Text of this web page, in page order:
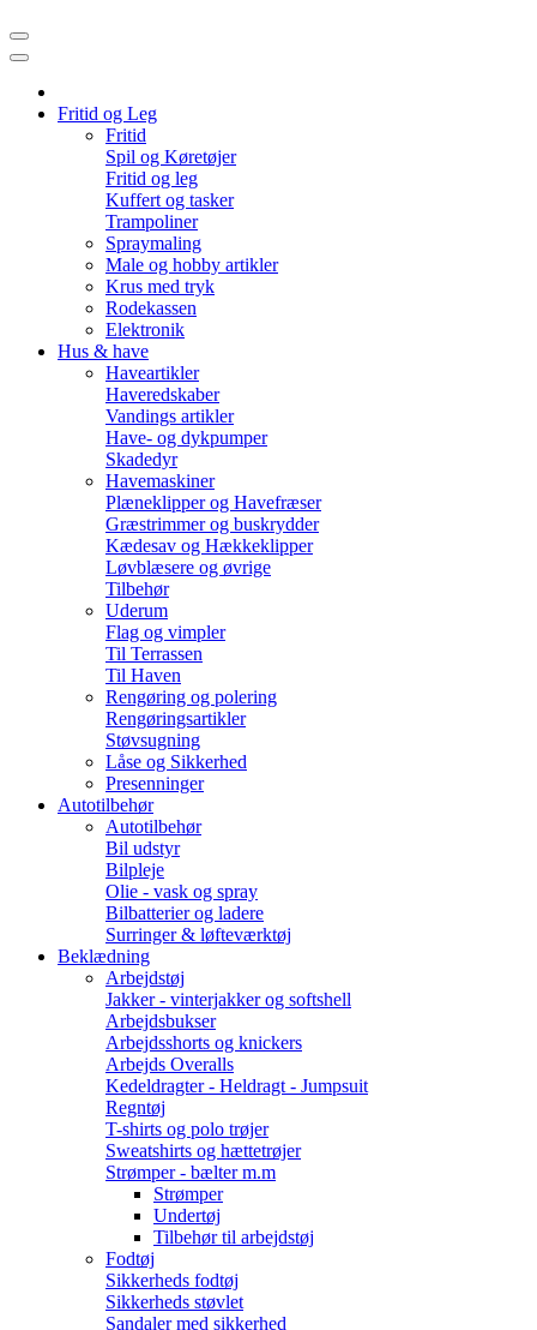
Fritid og Leg
Fritid
Spil og Køretøjer
Fritid og leg
Kuffert og tasker
Trampoliner
Spraymaling
Male og hobby artikler
Krus med tryk
Rodekassen
Elektronik
Hus & have
Haveartikler
Haveredskaber
Vandings artikler
Have- og dykpumper
Skadedyr
Havemaskiner
Plæneklipper og Havefræser
Græstrimmer og buskrydder
Kædesav og Hækkeklipper
Løvblæsere og øvrige
Tilbehør
Uderum
Flag og vimpler
Til Terrassen
Til Haven
Rengøring og polering
Rengøringsartikler
Støvsugning
Låse og Sikkerhed
Presenninger
Autotilbehør
Autotilbehør
Bil udstyr
Bilpleje
Olie - vask og spray
Bilbatterier og ladere
Surringer & løfteværktøj
Beklædning
Arbejdstøj
Jakker - vinterjakker og softshell
Arbejdsbukser
Arbejdsshorts og knickers
Arbejds Overalls
Kedeldragter - Heldragt - Jumpsuit
Regntøj
T-shirts og polo trøjer
Sweatshirts og hættetrøjer
Strømper - bælter m.m
Strømper
Undertøj
Tilbehør til arbejdstøj
Fodtøj
Sikkerheds fodtøj
Sikkerheds støvlet
Sandaler med sikkerhed